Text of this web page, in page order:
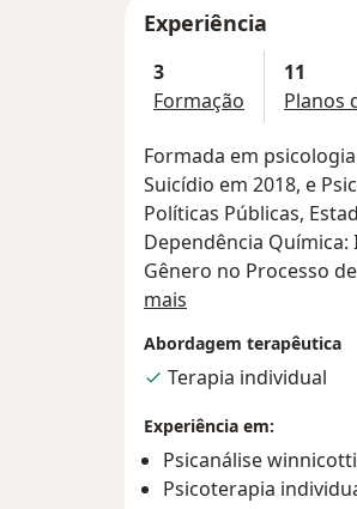
Experiência
3
Formação
11
Planos
Formada em
Suicídio em 2018, e Psicanálise Winnicottiana, cursando atualmente. Cursos em
Políticas Públicas,
Dependência
Gênero no Processo
Em 2017 atuei como
crianças e
2018, Trabalhei na
Clínica escola de
Atuo na Psicologia
dedico apenas ao
Faço pesquisa, e
da Juventude Negra(
mais
Abordagem terapêutica
Terapia individual
Experiência em:
Psicanálise
Psicoterapia